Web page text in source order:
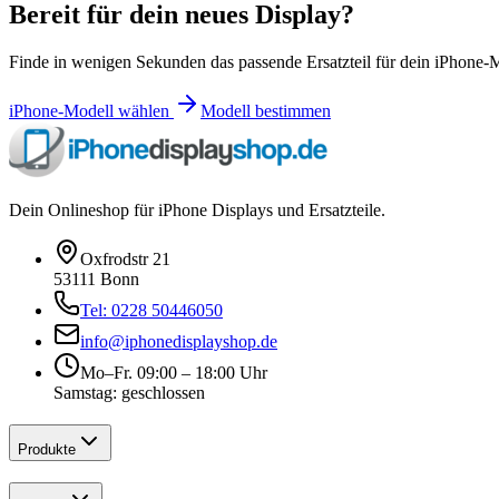
Bereit für dein neues Display?
Finde in wenigen Sekunden das passende Ersatzteil für dein iPhone-
iPhone-Modell wählen Modell bestimmen
Dein Onlineshop für iPhone Displays und Ersatzteile.
Oxfrodstr 21
53111 Bonn
Tel: 0228 50446050
info@iphonedisplayshop.de
Mo–Fr. 09:00 – 18:00 Uhr
Samstag: geschlossen
Produkte